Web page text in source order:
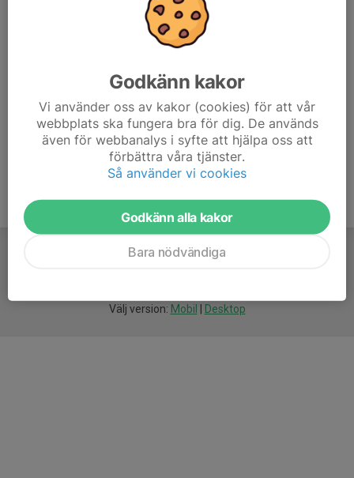
ca 20-30km i 5- och 6 min/km fart
Välj version: Mobil Desktop
Godkänn kakor
Vi använder oss av kakor (cookies) för att vår
webbplats ska fungera bra för dig. De används
även för webbanalys i syfte att hjälpa oss att
förbättra våra tjänster.
Så använder vi cookies
Godkänn alla kakor
Bara nödvändiga